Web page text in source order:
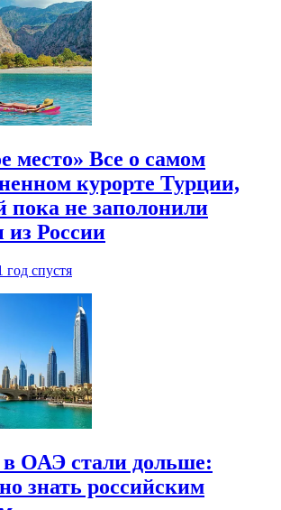
место» Все о самом
курорте Турции,
пока не заполонили
из России
год спустя
ОАЭ стали дольше:
знать российским